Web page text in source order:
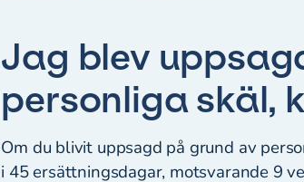
Jag blev
personliga skäl,
Om du blivit uppsagd på grund av
i 45 ersättningsdagar, motsvarande 9